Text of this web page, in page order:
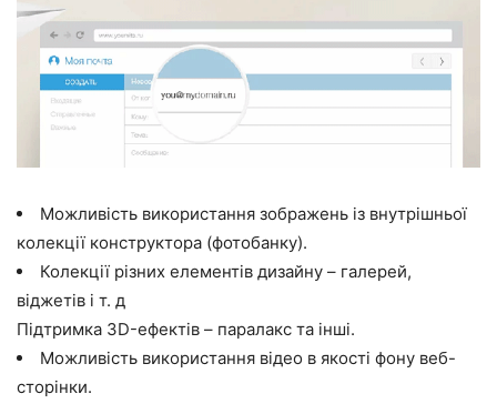
Можливість використання зображень із внутрішньої
колекції конструктора (фотобанку).
Колекції різних елементів дизайну – галерей,
віджетів і т. д
Підтримка 3D-ефектів – паралакс та інші.
Можливість використання відео в якості фону веб-
сторінки.